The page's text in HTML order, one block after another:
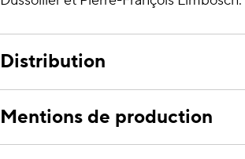
Distribution
Mentions de production